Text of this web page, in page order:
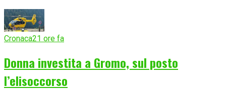
Cronaca21 ore fa
Donna investita a Gromo, sul posto
l’elisoccorso